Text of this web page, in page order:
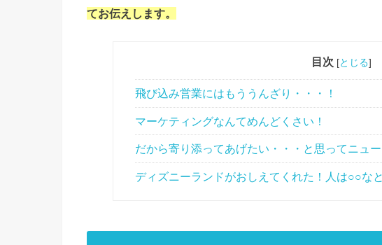
てお伝えします。
目次 [とじる]
飛び込み営業にはもううんざり・・・！
マーケティングなんてめんどくさい！
だから寄り添ってあげたい・・・と思ってニュ
ディズニーランドがおしえてくれた！人は○○な